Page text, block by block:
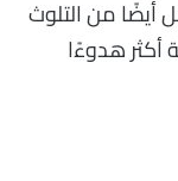
أيضًا من التلوث
هدوءًا